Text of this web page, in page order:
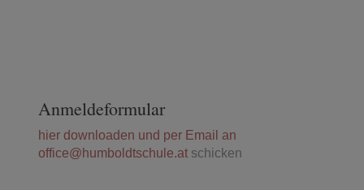
Anmeldeformular
hier downloaden und per Email an
office@humboldtschule.at schicken